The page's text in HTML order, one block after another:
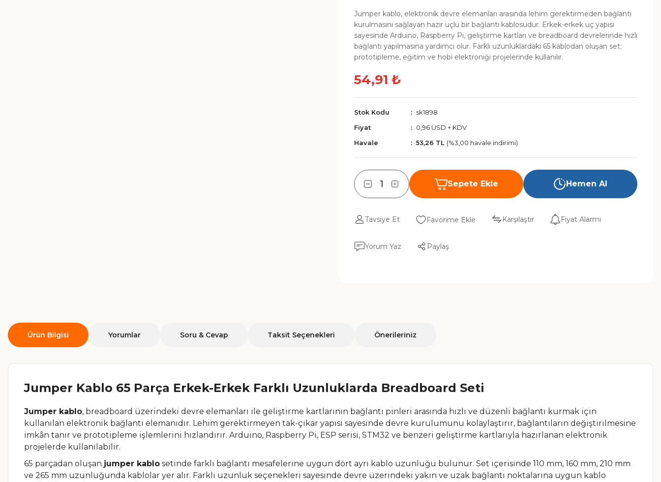
Jumper kablo, elektronik devre elemanları arasında lehim gerektirmeden bağlantı
kurulmasını sağlayan hazır uçlu bir bağlantı kablosudur. Erkek-erkek uç yapısı
sayesinde Arduino, Raspberry Pi, geliştirme kartları ve breadboard devrelerinde hızlı
bağlantı yapılmasına yardımcı olur. Farklı uzunluklardaki 65 kablodan oluşan set;
prototipleme, eğitim ve hobi elektroniği projelerinde kullanılır.
54,91 ₺
Stok Kodu
sk1898
Fiyat
0,96 USD + KDV
Havale
53,26 TL (%3,00 havale indirimi)
Sepete Ekle Hemen Al
Tavsiye Et Karşılaştır Fiyat Alarmı
Yorum Yaz Paylaş
Ürün Bilgisi Yorumlar Soru & Cevap Taksit Seçenekleri Önerileriniz
Jumper Kablo 65 Parça Erkek-Erkek Farklı Uzunluklarda Breadboard Seti
Jumper kablo, breadboard üzerindeki devre elemanları ile geliştirme kartlarının bağlantı pinleri arasında hızlı ve düzenli bağlantı kurmak için
kullanılan elektronik bağlantı elemanıdır. Lehim gerektirmeyen tak-çıkar yapısı sayesinde devre kurulumunu kolaylaştırır, bağlantıların değiştirilmesine
imkân tanır ve prototipleme işlemlerini hızlandırır. Arduino, Raspberry Pi, ESP serisi, STM32 ve benzeri geliştirme kartlarıyla hazırlanan elektronik
projelerde kullanılabilir.
65 parçadan oluşan jumper kablo setinde farklı bağlantı mesafelerine uygun dört ayrı kablo uzunluğu bulunur. Set içerisinde 110 mm, 160 mm, 210 mm
ve 265 mm uzunluğunda kablolar yer alır. Farklı uzunluk seçenekleri sayesinde devre üzerindeki yakın ve uzak bağlantı noktalarına uygun kablo